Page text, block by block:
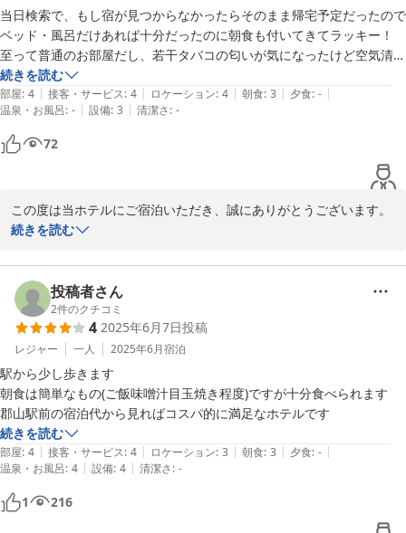
り内容を変更し、パンや目玉焼き等の提供を終了いたしました。現
在は代替として、温かいスープをご提供しております。何卒ご理解
いただけますと幸いでございます。
これからも皆様に快適にお過ごしいただけるよう努めてまいりま
セントラルホテル＜福島県＞
当日検索で、もし宿が見つからなかったらそのまま帰宅予定だったので
ベッド・風呂だけあれば十分だったのに朝食も付いてきてラッキー！
至って普通のお部屋だし、若干タバコの匂いが気になったけど空気清浄
機があったから特に問題無し。
お財布に優しいのも素敵。
次の日はすこぶる体調良く帰宅できました。
続きを読む
部屋: 4 | 接客・サービス: 4 | ロケーション: 4 | 朝食: 3 | 夕食: - |
温泉・お風呂: - | 設備: 3 | 清潔さ: -
72
この度は当ホテルにご宿泊いただき、誠にありがとうございます。
存じます。朝食サービスや価格にご満足いただけただけでなく、翌
朝もすこぶる体調良くご帰宅できたとのこと、私どもも大変嬉しく
安堵いたしました。
お部屋のタバコの臭いにつきまして、ご不快な思いをさせてしまい
申し訳ございませんでした。今後はより快適にお過ごしいただける
よう、客室の消臭と清掃をさらに徹底してまいります。
また近くにお越しの機会がございましたら、ぜひ当ホテルへお立ち
寄りくださいませ。お客様のまたのお越しを、スタッフ一同心より
セントラルホテル＜福島県＞
続きを読む
投稿者さん
2件のクチコミ
4 2025年6月7日投稿
レジャー 一人 2025年6月宿泊
駅から少し歩きます
朝食は簡単なもの(ご飯味噌汁目玉焼き程度)ですが十分食べられます
続きを読む
部屋: 4 | 接客・サービス: 4 | ロケーション: 3 | 朝食: 3 | 夕食: - |
温泉・お風呂: 4 | 設備: 4 | 清潔さ: -
1 216